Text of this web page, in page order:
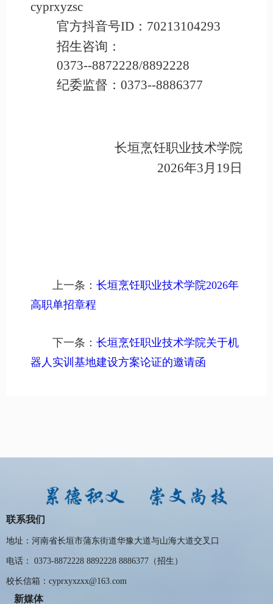
cyprxyzsc
官方抖音号ID：70213104293
招生咨询：
0373--8872228/8892228
纪委监督： 0373--8886377
长垣烹饪职业技术学院
2026年3月19日
上一条： 长垣烹饪职业技术学院2026年
高职单招章程
下一条： 长垣烹饪职业技术学院关于机
器人实训基地建设方案论证的邀请函
联系我们
地址：河南省长垣市蒲东街道华豫大道与山海大道交叉口
电话： 0373-8872228 8892228 8886377（招生）
校长信箱：cyprxyxzxx@163.com
新媒体